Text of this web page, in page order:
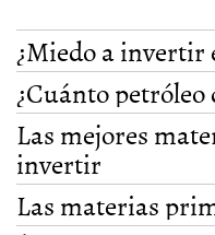
¿Miedo a invertir
¿Cuánto petróleo
Las mejores
invertir
Las materias